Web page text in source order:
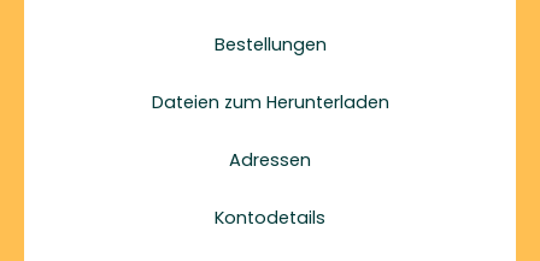
Bestellungen
Dateien zum Herunterladen
Adressen
Kontodetails